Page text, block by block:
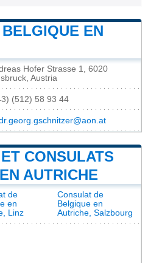
EN
Hofer Strasse 1, 6020
Austria
(512) 58 93 44
CONSULATS
AUTRICHE
de
en
Linz
Consulat de
Belgique en
Autriche, Salzbourg